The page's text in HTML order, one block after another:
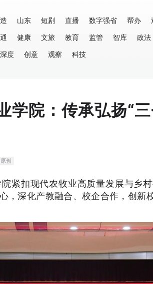
山东 短剧 直播 数字强省 帮办
健康 文旅 教育 监管 智库 政法
深度 创意 观察 科技
学院：传承弘扬“
原创
紧扣现代农牧业高质量发展与乡
，深化产教融合、校企合作，创新